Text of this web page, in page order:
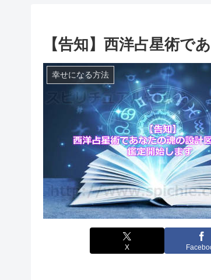
【告知】西洋占星術で
幸せになる方法
X